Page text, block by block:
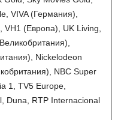
VIVA (Германия),
VH1 (Европа), UK Living,
Nickelodeon
NBC Super
1, TV5 Europe,
Duna, RTP Internacional